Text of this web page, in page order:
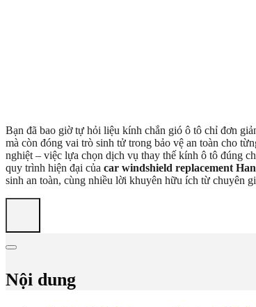
Bạn đã bao giờ tự hỏi liệu kính chắn gió ô tô chỉ đơn
mà còn đóng vai trò sinh tử trong bảo vệ an toàn cho
nghiệt – việc lựa chọn dịch vụ thay thế kính ô tô đúng
quy trình hiện đại của car windshield replacement
sinh an toàn, cùng nhiều lời khuyên hữu ích từ chuyên
Nội dung